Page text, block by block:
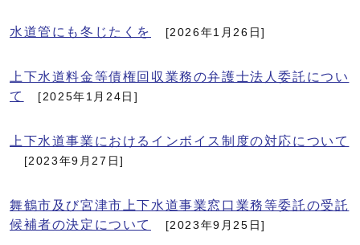
水道管にも冬じたくを [2026年1月26日]
上下水道料金等債権回収業務の弁護士法人委託につい
て
[2025年1月24日]
上下水道事業におけるインボイス制度の対応について
[2023年9月27日]
舞鶴市及び宮津市上下水道事業窓口業務等委託の受託
候補者の決定について
[2023年9月25日]